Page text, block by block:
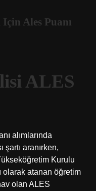
Ales Puanı
ALES
alımlarında
şartı aranırken,
Kurulu
olarak atanan öğretim
olan ALES